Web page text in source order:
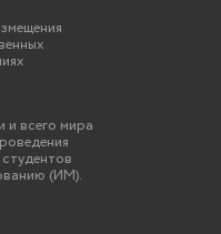
и всего мира
(ИМ).